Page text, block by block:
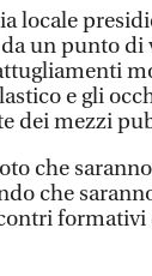
locale
un punto di
e gli
dei mezzi
che
che